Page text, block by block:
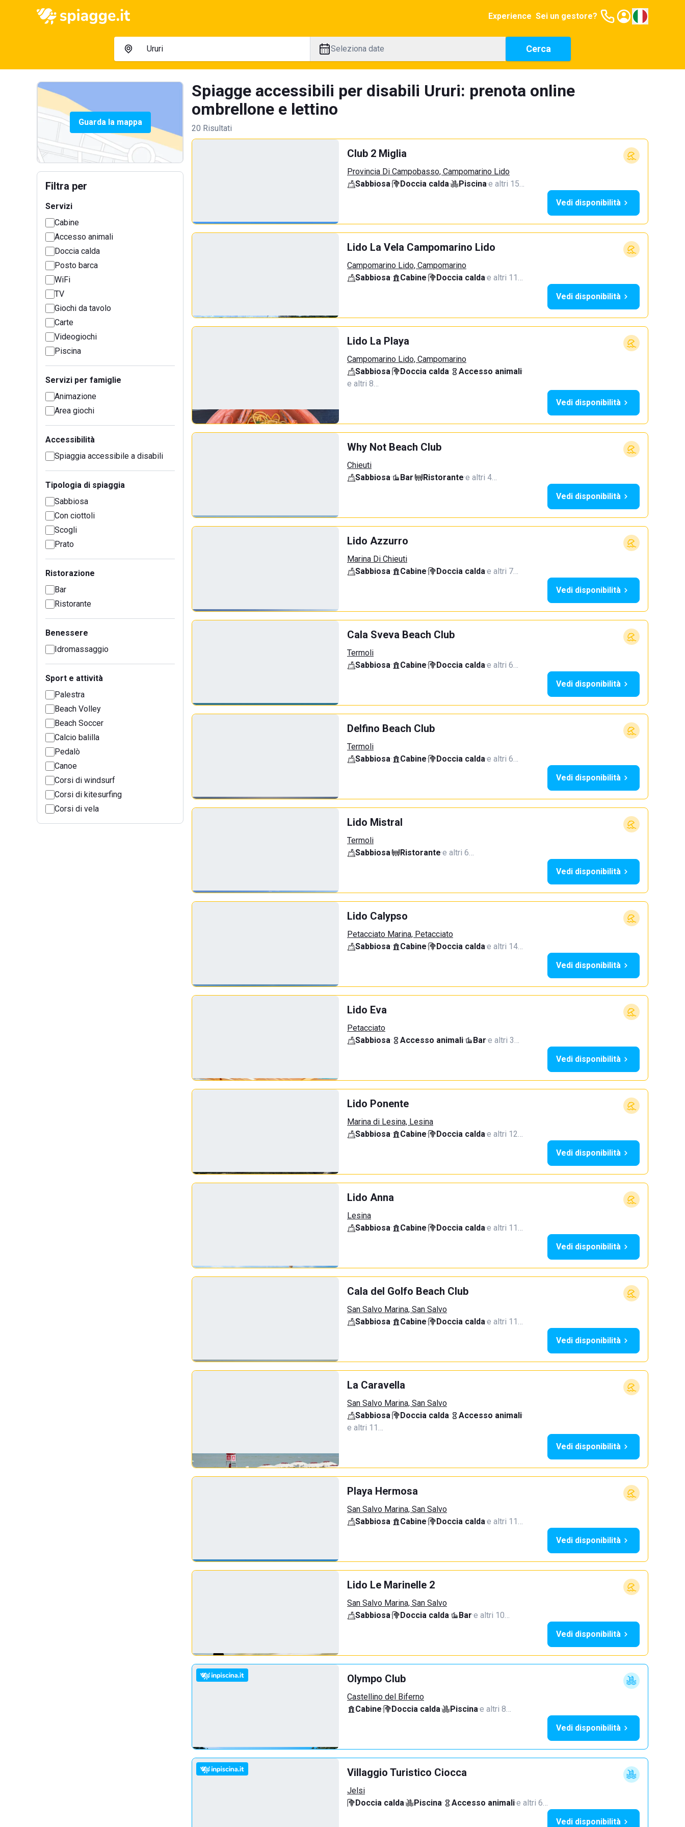
Experience Sei un gestore?
Seleziona date Cerca
Guarda la mappa
Filtra per
Servizi
Cabine
Accesso animali
Doccia calda
Posto barca
WiFi
TV
Giochi da tavolo
Carte
Videogiochi
Piscina
Servizi per famiglie
Animazione
Area giochi
Accessibilità
Spiaggia accessibile a disabili
Tipologia di spiaggia
Sabbiosa
Con ciottoli
Scogli
Prato
Ristorazione
Bar
Ristorante
Benessere
Idromassaggio
Sport e attività
Palestra
Beach Volley
Beach Soccer
Calcio balilla
Pedalò
Canoe
Corsi di windsurf
Corsi di kitesurfing
Corsi di vela
Spiagge accessibili per disabili Ururi: prenota online
ombrellone e lettino
20 Risultati
Club 2 Miglia
Provincia Di Campobasso, Campomarino Lido
Sabbiosa· Doccia calda· Piscina·e altri 15…
Vedi disponibilità
Lido La Vela Campomarino Lido
Campomarino Lido, Campomarino
Sabbiosa· Cabine· Doccia calda·e altri 11…
Vedi disponibilità
Lido La Playa
Campomarino Lido, Campomarino
Sabbiosa· Doccia calda· Accesso animali·
e altri 8…
Vedi disponibilità
Why Not Beach Club
Chieuti
Sabbiosa· Bar· Ristorante·e altri 4…
Vedi disponibilità
Lido Azzurro
Marina Di Chieuti
Sabbiosa· Cabine· Doccia calda·e altri 7…
Vedi disponibilità
Cala Sveva Beach Club
Termoli
Sabbiosa· Cabine· Doccia calda·e altri 6…
Vedi disponibilità
Delfino Beach Club
Termoli
Sabbiosa· Cabine· Doccia calda·e altri 6…
Vedi disponibilità
Lido Mistral
Termoli
Sabbiosa· Ristorante·e altri 6…
Vedi disponibilità
Lido Calypso
Petacciato Marina, Petacciato
Sabbiosa· Cabine· Doccia calda·e altri 14…
Vedi disponibilità
Lido Eva
Petacciato
Sabbiosa· Accesso animali· Bar·e altri 3…
Vedi disponibilità
Lido Ponente
Marina di Lesina, Lesina
Sabbiosa· Cabine· Doccia calda·e altri 12…
Vedi disponibilità
Lido Anna
Lesina
Sabbiosa· Cabine· Doccia calda·e altri 11…
Vedi disponibilità
Cala del Golfo Beach Club
San Salvo Marina, San Salvo
Sabbiosa· Cabine· Doccia calda·e altri 11…
Vedi disponibilità
La Caravella
San Salvo Marina, San Salvo
Sabbiosa· Doccia calda· Accesso animali·
e altri 11…
Vedi disponibilità
Playa Hermosa
San Salvo Marina, San Salvo
Sabbiosa· Cabine· Doccia calda·e altri 11…
Vedi disponibilità
Lido Le Marinelle 2
San Salvo Marina, San Salvo
Sabbiosa· Doccia calda· Bar·e altri 10…
Vedi disponibilità
Olympo Club
Castellino del Biferno
Cabine· Doccia calda· Piscina·e altri 8…
Vedi disponibilità
Villaggio Turistico Ciocca
Jelsi
Doccia calda· Piscina· Accesso animali·e altri 6…
Vedi disponibilità